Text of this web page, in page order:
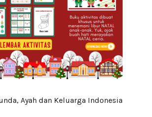
Ayah dan Keluarga Indonesia